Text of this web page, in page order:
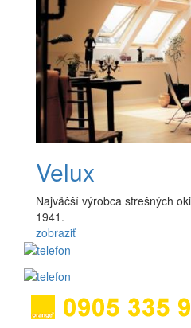
Velux
Najväčší výrobca strešných
1941.
zobraziť